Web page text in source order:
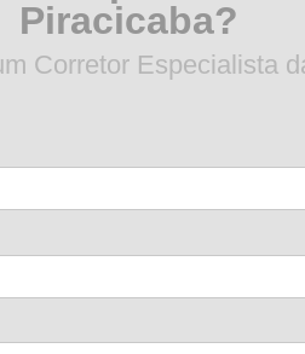
Piracicaba?
Corretor Especialista